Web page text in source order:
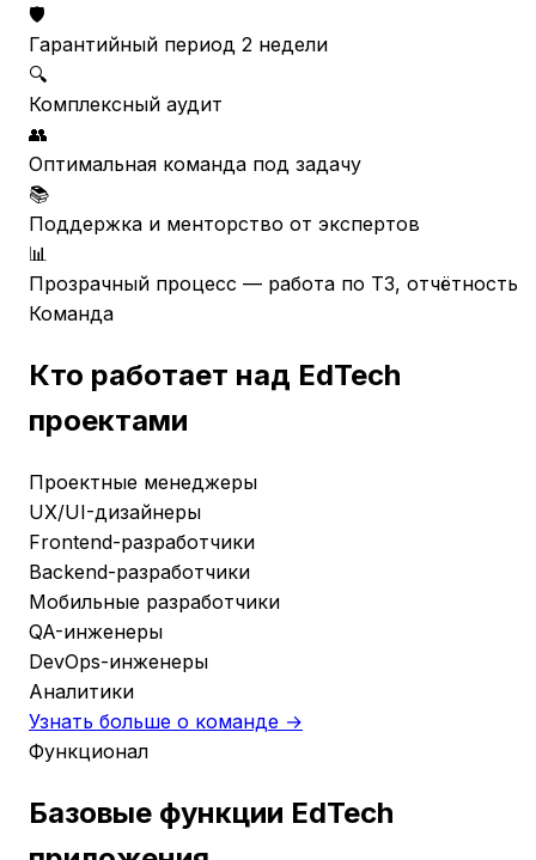
🛡️
Гарантийный период 2 недели
🔍
Комплексный аудит
👥
Оптимальная команда под задачу
📚
Поддержка и менторство от экспертов
📊
Прозрачный процесс — работа по ТЗ, отчётность
Команда
Кто работает над EdTech
проектами
Проектные менеджеры
UX/UI-дизайнеры
Frontend-разработчики
Backend-разработчики
Мобильные разработчики
QA-инженеры
DevOps-инженеры
Аналитики
Узнать больше о команде →
Функционал
Базовые функции EdTech